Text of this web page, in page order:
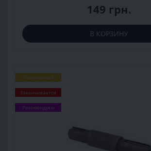
149 грн.
В КОРЗИНУ
Популярный
Заканчивается
Рекомендуем